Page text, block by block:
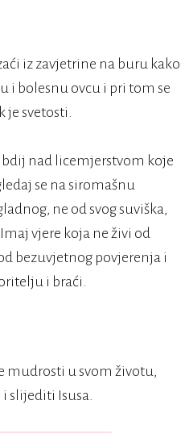
iz zavjetrine na buru kako
i bolesnu ovcu i pri tom se
je svetosti.
nad licemjerstvom koje
se na siromašnu
ne od svog suviška,
vjere koja ne živi od
bezuvjetnog povjerenja i
i braći.
mudrosti u svom životu,
slijediti Isusa.